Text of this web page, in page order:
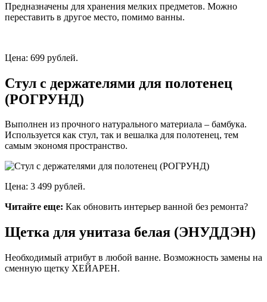
Предназначены для хранения мелких предметов. Можно
переставить в другое место, помимо ванны.
Цена: 699 рублей.
Стул с держателями для полотенец
(РОГРУНД)
Выполнен из прочного натурального материала – бамбука.
Используется как стул, так и вешалка для полотенец, тем
самым экономя пространство.
Цена: 3 499 рублей.
Читайте еще: Как обновить интерьер ванной без ремонта?
Щетка для унитаза белая (ЭНУДДЭН)
Необходимый атрибут в любой ванне. Возможность замены на
сменную щетку ХЕЙАРЕН.